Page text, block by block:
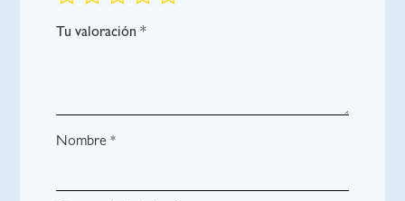
Tu valoración*
Nombre*